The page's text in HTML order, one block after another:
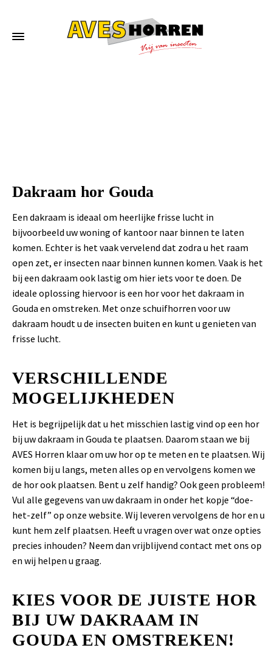
Dakraam hor Gouda
Een dakraam is ideaal om heerlijke frisse lucht in
bijvoorbeeld uw woning of kantoor naar binnen te laten
komen. Echter is het vaak vervelend dat zodra u het raam
open zet, er insecten naar binnen kunnen komen. Vaak is het
bij een dakraam ook lastig om hier iets voor te doen. De
ideale oplossing hiervoor is een hor voor het dakraam in
Gouda en omstreken. Met onze schuifhorren voor uw
dakraam houdt u de insecten buiten en kunt u genieten van
frisse lucht.
VERSCHILLENDE
MOGELIJKHEDEN
Het is begrijpelijk dat u het misschien lastig vind op een hor
bij uw dakraam in Gouda te plaatsen. Daarom staan we bij
AVES Horren klaar om uw hor op te meten en te plaatsen. Wij
komen bij u langs, meten alles op en vervolgens komen we
de hor ook plaatsen. Bent u zelf handig? Ook geen probleem!
Vul alle gegevens van uw dakraam in onder het kopje “doe-
het-zelf” op onze website. Wij leveren vervolgens de hor en u
kunt hem zelf plaatsen. Heeft u vragen over wat onze opties
precies inhouden? Neem dan vrijblijvend contact met ons op
en wij helpen u graag.
KIES VOOR DE JUISTE HOR
BIJ UW DAKRAAM IN
GOUDA EN OMSTREKEN!